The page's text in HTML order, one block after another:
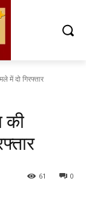
में दो गिरफ्तार
की
0
61